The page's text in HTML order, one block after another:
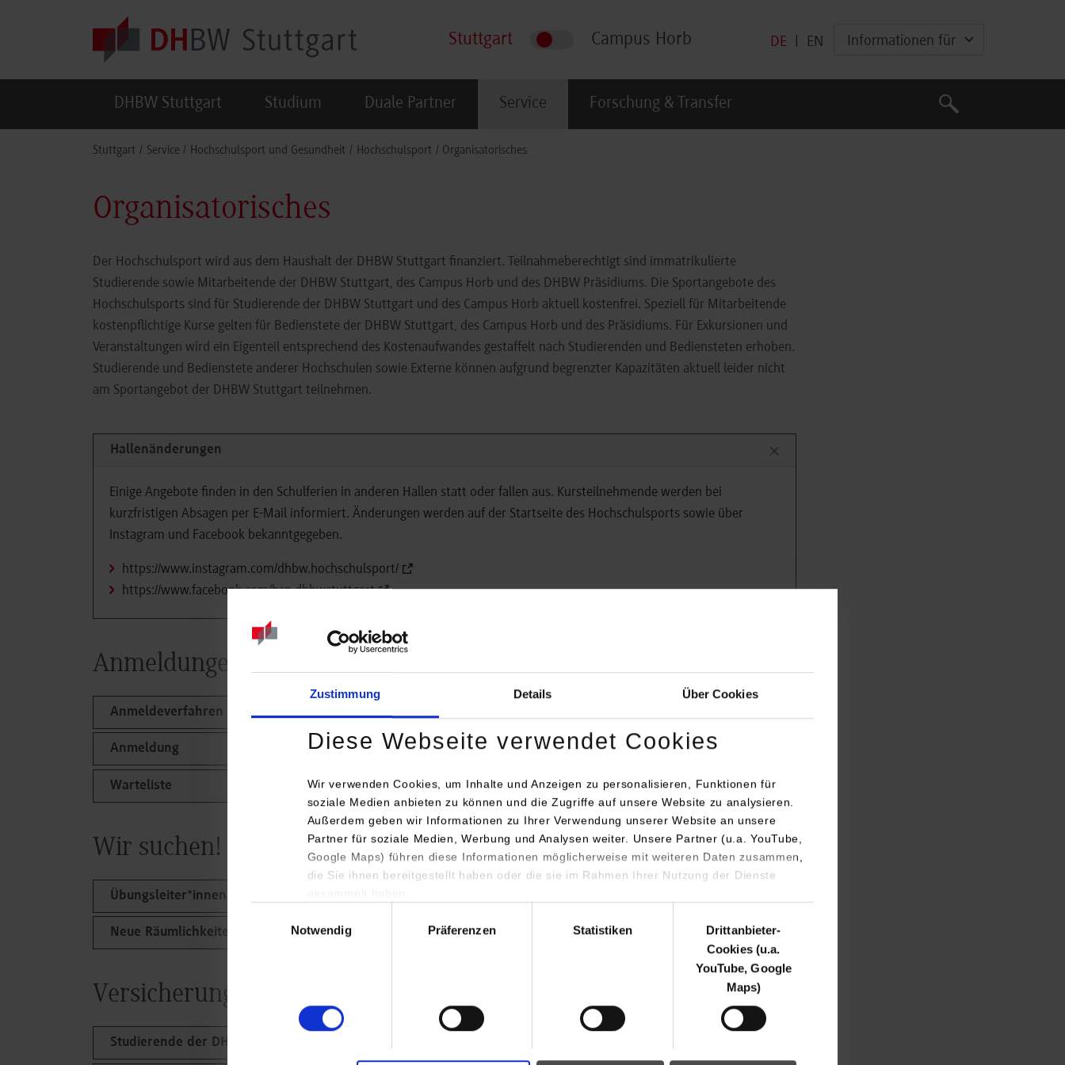
Zustimmung Details Über Cookies
Diese Webseite verwendet Cookies
Wir verwenden Cookies, um Inhalte und Anzeigen zu personalisieren, Funktionen für
soziale Medien anbieten zu können und die Zugriffe auf unsere Website zu analysieren.
Außerdem geben wir Informationen zu Ihrer Verwendung unserer Website an unsere
Partner für soziale Medien, Werbung und Analysen weiter. Unsere Partner (u.a. YouTube,
Google Maps) führen diese Informationen möglicherweise mit weiteren Daten zusammen,
die Sie ihnen bereitgestellt haben oder die sie im Rahmen Ihrer Nutzung der Dienste
Notwendig
Präferenzen Statistiken
Drittanbieter-
Cookies (u.a.
YouTube, Google
Maps)
Stuttgart Campus Horb DE EN Informationen für
DHBW Stuttgart Studium Duale Partner Service Forschung & Transfer
Suche
Suche
Stuttgart Service Hochschulsport und Gesundheit Hochschulsport Organisatorisches
Organisatorisches
Der Hochschulsport wird aus dem Haushalt der DHBW Stuttgart finanziert. Teilnahmeberechtigt sind immatrikulierte
Studierende sowie Mitarbeitende der DHBW Stuttgart, des Campus Horb und des DHBW Präsidiums. Die Sportangebote des
Hochschulsports sind für Studierende der DHBW Stuttgart und des Campus Horb aktuell kostenfrei. Speziell für Mitarbeitende
kostenpflichtige Kurse gelten für Bedienstete der DHBW Stuttgart, des Campus Horb und des Präsidiums. Für Exkursionen und
Veranstaltungen wird ein Eigenteil entsprechend des Kostenaufwandes gestaffelt nach Studierenden und Bediensteten erhoben.
Studierende und Bedienstete anderer Hochschulen sowie Externe können aufgrund begrenzter Kapazitäten aktuell leider nicht
am Sportangebot der DHBW Stuttgart teilnehmen.
Hallenänderungen
Einige Angebote finden in den Schulferien in anderen Hallen statt oder fallen aus. Kursteilnehmende werden bei
kurzfristigen Absagen per E-Mail informiert. Änderungen werden auf der Startseite des Hochschulsports sowie über
Instagram und Facebook bekanntgegeben.
https://www.instagram.com/dhbw.hochschulsport/
https://www.facebook.com/hsp.dhbwstuttgart
Anmeldungen
Anmeldeverfahren
Anmeldung
Warteliste
Wir suchen!
Übungsleiter*innen sowie neue Angebote
Neue Räumlichkeiten
Versicherungsschutz und Unfallbogen
Studierende der DHBW Stuttgart